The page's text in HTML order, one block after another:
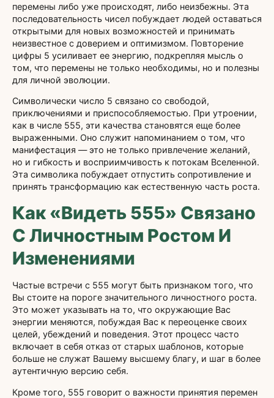
перемены либо уже происходят, либо неизбежны. Эта
последовательность чисел побуждает людей оставаться
открытыми для новых возможностей и принимать
неизвестное с доверием и оптимизмом. Повторение
цифры 5 усиливает ее энергию, подкрепляя мысль о
том, что перемены не только необходимы, но и полезны
для личной эволюции.
Символически число 5 связано со свободой,
приключениями и приспособляемостью. При утроении,
как в числе 555, эти качества становятся еще более
выраженными. Оно служит напоминанием о том, что
манифестация — это не только привлечение желаний,
но и гибкость и восприимчивость к потокам Вселенной.
Эта символика побуждает отпустить сопротивление и
принять трансформацию как естественную часть роста.
Как «видеть 555» Связано
С Личностным Ростом И
Изменениями
Частые встречи с 555 могут быть признаком того, что
Вы стоите на пороге значительного личностного роста.
Это может указывать на то, что окружающие Вас
энергии меняются, побуждая Вас к переоценке своих
целей, убеждений и поведения. Этот процесс часто
включает в себя отказ от старых шаблонов, которые
больше не служат Вашему высшему благу, и шаг в более
аутентичную версию себя.
Кроме того, 555 говорит о важности принятия перемен